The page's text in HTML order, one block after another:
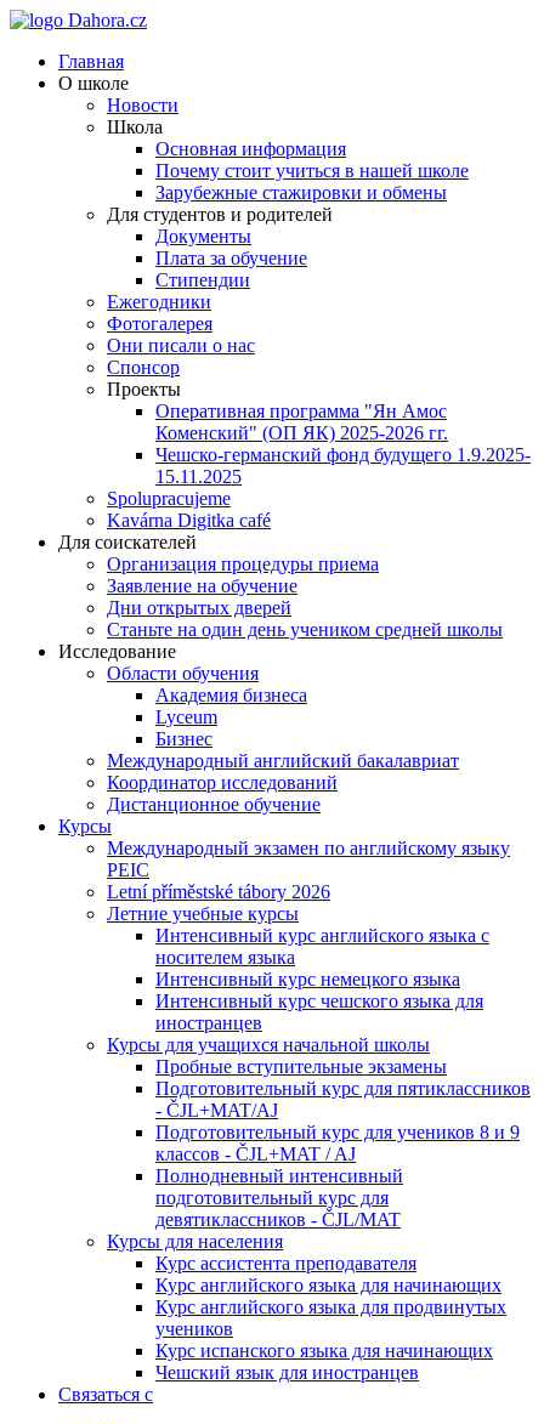
Главная
О школе
Новости
Школа
Основная информация
Почему стоит учиться в нашей школе
Зарубежные стажировки и обмены
Для студентов и родителей
Документы
Плата за обучение
Стипендии
Ежегодники
Фотогалерея
Они писали о нас
Спонсор
Проекты
Оперативная программа "Ян Амос
Коменский" (ОП ЯК) 2025-2026 гг.
Чешско-германский фонд будущего 1.9.2025-
15.11.2025
Spolupracujeme
Kavárna Digitka café
Для соискателей
Организация процедуры приема
Заявление на обучение
Дни открытых дверей
Станьте на один день учеником средней школы
Исследование
Области обучения
Академия бизнеса
Lyceum
Бизнес
Международный английский бакалавриат
Координатор исследований
Дистанционное обучение
Курсы
Международный экзамен по английскому языку
PEIC
Letní příměstské tábory 2026
Летние учебные курсы
Интенсивный курс английского языка с
носителем языка
Интенсивный курс немецкого языка
Интенсивный курс чешского языка для
иностранцев
Курсы для учащихся начальной школы
Пробные вступительные экзамены
Подготовительный курс для пятиклассников
- ČJL+MAT/AJ
Подготовительный курс для учеников 8 и 9
классов - ČJL+MAT / AJ
Полнодневный интенсивный
подготовительный курс для
девятиклассников - ČJL/MAT
Курсы для населения
Курс ассистента преподавателя
Курс английского языка для начинающих
Курс английского языка для продвинутых
учеников
Курс испанского языка для начинающих
Чешский язык для иностранцев
Связаться с